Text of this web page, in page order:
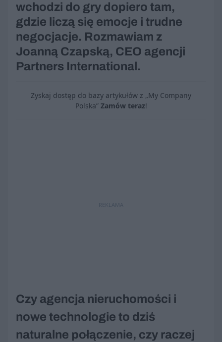
wchodzi do gry dopiero tam,
gdzie liczą się emocje i trudne
negocjacje. Rozmawiam z
Joanną Czapską, CEO agencji
Partners International.
Zyskaj dostęp do bazy artykułów z „My Company
Polska” Zamów teraz!
REKLAMA
Czy agencja nieruchomości i
nowe technologie to dziś
naturalne połączenie, czy raczej